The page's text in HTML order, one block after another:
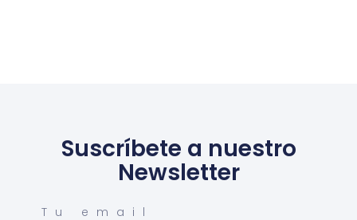
Suscríbete a nuestro
Newsletter